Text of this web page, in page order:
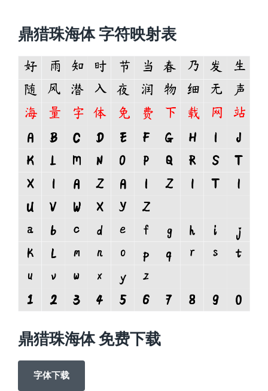
鼎猎珠海体 字符映射表
鼎猎珠海体 免费下载
字体下载